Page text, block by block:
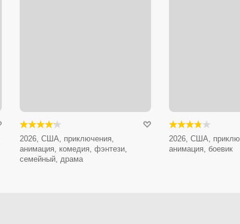
2026, США, приключения,
анимация, комедия, фэнтези,
семейный, драма
2026, США,
анимация, боевик